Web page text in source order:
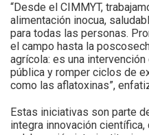
“Desde el CIMMYT,
alimentación inocua,
para todas las personas.
el campo hasta la
agrícola: es una
pública y romper ciclos de
como las aflatoxinas”,
Estas iniciativas son parte
integra innovación